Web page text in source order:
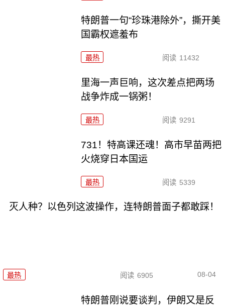
特朗普一句“珍珠港除外”，撕开美
国霸权遮羞布
最热 阅读 11432
里海一声巨响，这次差点把两场
战争炸成一锅粥！
最热 阅读 9291
731！特高课还魂！高市早苗两把
火烧穿日本国运
最热 阅读 5339
灭人种？以色列这波操作，连特朗普面子都敢踩！
最热 阅读 6905 08-04
特朗普刚说要谈判，伊朗又是反